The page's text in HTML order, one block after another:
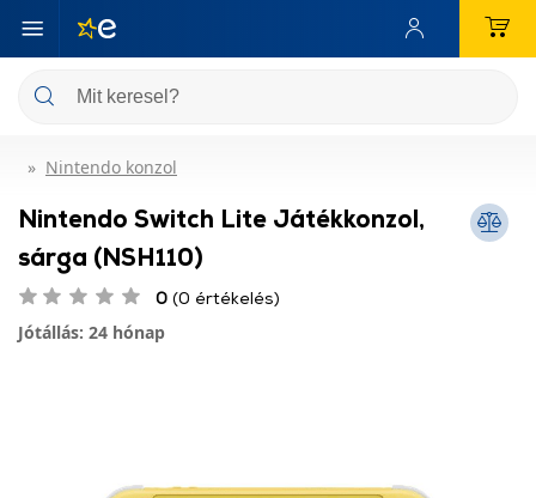
Nintendo konzol
Nintendo Switch Lite Játékkonzol,
sárga (NSH110)
0 (0 értékelés)
Jótállás: 24 hónap